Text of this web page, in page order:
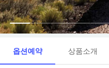
옵션예약 상품소개